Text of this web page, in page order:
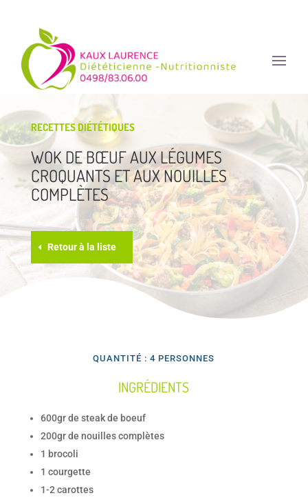
RECETTES DIÉTÉTIQUES
WOK DE BŒUF AUX LÉGUMES
CROQUANTS ET AUX NOUILLES
COMPLÈTES
Retour à la liste
QUANTITÉ : 4 PERSONNES
INGRÉDIENTS
600gr de steak de boeuf
200gr de nouilles complètes
1 brocoli
1 courgette
1-2 carottes